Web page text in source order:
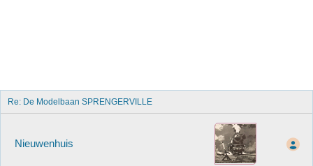
Re: De Modelbaan SPRENGERVILLE
Nieuwenhuis